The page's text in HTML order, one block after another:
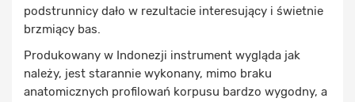
podstrunnicy dało w rezultacie interesujący i świetnie
brzmiący bas.
Produkowany w Indonezji instrument wygląda jak
należy, jest starannie wykonany, mimo braku
anatomicznych profilowań korpusu bardzo wygodny, a